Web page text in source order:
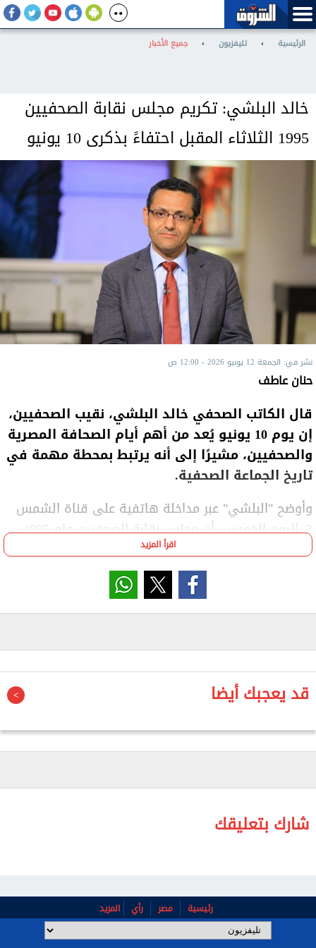
الرئيسية › تليفزيون › جميع الأخبار
خالد البلشي: تكريم مجلس نقابة الصحفيين
1995 الثلاثاء المقبل احتفاءً بذكرى 10 يونيو
نشر في: الجمعة 12 يونيو 2026 - 12:00 ص
حنان عاطف
قال الكاتب الصحفي خالد البلشي، نقيب الصحفيين،
إن يوم 10 يونيو يُعد من أهم أيام الصحافة المصرية
والصحفيين، مشيرًا إلى أنه يرتبط بمحطة مهمة في
تاريخ الجماعة الصحفية.
وأوضح "البلشي" عبر مداخلة هاتفية على قناة الشمس
2، اليوم الخميس، أن مجلس نقابة الصحفيين عام 1995
واجه القانون رقم 93 لسنة 1995، الذي كان من شأنه
تقييد حرية الصحافة وتكبيل عملها، ما دفعه إلى
والتي انعقدت في 10 يونيو واستمرت في حالة انعقاد
المصري والأحزاب السياسية مع حرية الصحافة، وانتهت
بإلغاء القانون الذي كان يقيد الصحافة، وصدور قانون
تنظيم الصحافة رقم 96 لسنة 1996، والذي اعتبره أفضل
نسبيًا رغم وجود بعض المشكلات، لكنه لبّى جزءًا من
الصحفيين، يعد من أبرز المحطات في تاريخ نضال الصحافة
المصرية من أجل الحرية.
الأربعاء، على أن يكون الاحتفال الرئيسي الثلاثاء المقبل،
حيث سيكرمون مجلس نقابة الصحفيين في عام 1995
سواء من الأعضاء الذين ما زالوا على قيد الحياة أو من
اقرأ المزيد
قد يعجبك أيضا
شارك بتعليقك
رئيسية مصر رأي المزيد